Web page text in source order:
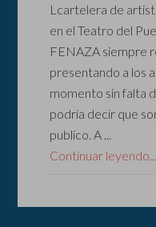
Lcartelera de
en el Teatro del
FENAZA siempre
presentando a los
momento sin falta
podría decir que
publico. A ...
Continuar leyendo...